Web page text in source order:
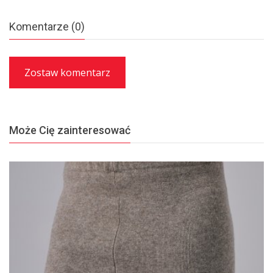
Komentarze (0)
Zostaw komentarz
Może Cię zainteresować